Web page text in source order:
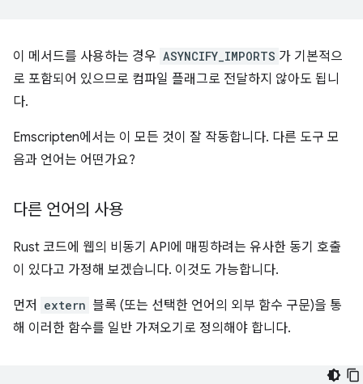
이 메서드를 사용하는 경우 ASYNCIFY_IMPORTS 가 기본적으
로 포함되어 있으므로 컴파일 플래그로 전달하지 않아도 됩니
다.
Emscripten에서는 이 모든 것이 잘 작동합니다. 다른 도구 모
음과 언어는 어떤가요?
다른 언어의 사용
Rust 코드에 웹의 비동기 API에 매핑하려는 유사한 동기 호출
이 있다고 가정해 보겠습니다. 이것도 가능합니다.
먼저 extern 블록 (또는 선택한 언어의 외부 함수 구문)을 통
해 이러한 함수를 일반 가져오기로 정의해야 합니다.